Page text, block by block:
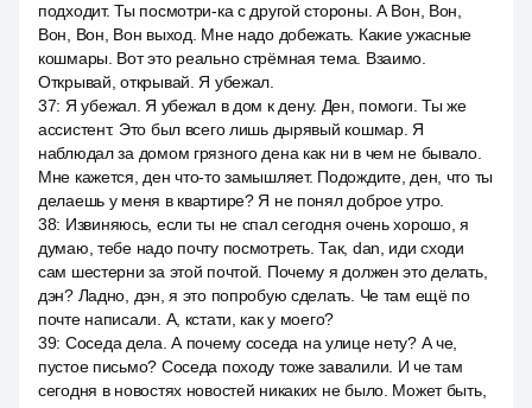
подходит. Ты посмотри-ка с другой стороны. А Вон, Вон,
Вон, Вон, Вон выход. Мне надо добежать. Какие ужасные
кошмары. Вот это реально стрёмная тема. Взаимо.
Открывай, открывай. Я убежал.
37: Я убежал. Я убежал в дом к дену. Ден, помоги. Ты же
ассистент. Это был всего лишь дырявый кошмар. Я
наблюдал за домом грязного дена как ни в чем не бывало.
Мне кажется, ден что-то замышляет. Подождите, ден, что ты
делаешь у меня в квартире? Я не понял доброе утро.
38: Извиняюсь, если ты не спал сегодня очень хорошо, я
думаю, тебе надо почту посмотреть. Так, dan, иди сходи
сам шестерни за этой почтой. Почему я должен это делать,
дэн? Ладно, дэн, я это попробую сделать. Че там ещё по
почте написали. А, кстати, как у моего?
39: Соседа дела. А почему соседа на улице нету? А че,
пустое письмо? Соседа походу тоже завалили. И че там
сегодня в новостях новостей никаких не было. Может быть,